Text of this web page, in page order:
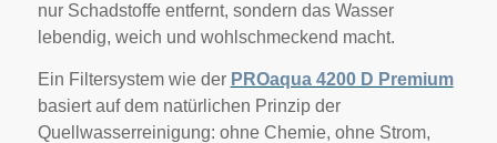
nur Schadstoffe entfernt, sondern das Wasser
lebendig, weich und wohlschmeckend macht.
Ein Filtersystem wie der PROaqua 4200 D Premium
basiert auf dem natürlichen Prinzip der
Quellwasserreinigung: ohne Chemie, ohne Strom,